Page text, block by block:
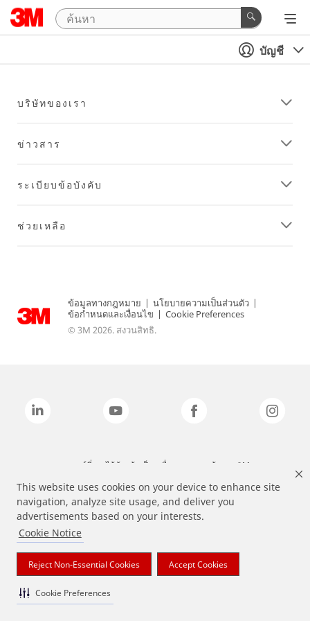
This website uses cookies on your device to enhance site
navigation, analyze site usage, and deliver you
advertisements based on your interests.
Cookie Notice
Reject Non-Essential Cookies Accept Cookies
Cookie Preferences
บัญชี
บริษัทของเรา
ข่าวสาร
ระเบียบข้อบังคับ
ช่วยเหลือ
ข้อมูลทางกฎหมาย | นโยบายความเป็นส่วนตัว |
ข้อกำหนดและเงื่อนไข | Cookie Preferences
© 3M 2026. สงวนสิทธิ.
แบรนด์ที่ระบุไว้ข้างต้นเป็นเครื่องหมายการค้าของ 3M